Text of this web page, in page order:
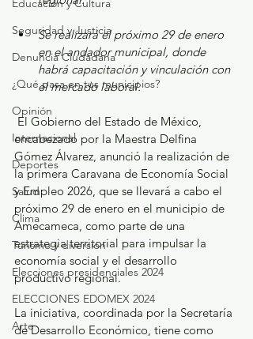
Educación y Cultura
Seguridad y Justicia
Denuncia Ciudadana
¿Qué pasa en tus municipios?
Opinión
Internacional
Deportes
Salud
Clima
Turismo y diversión
Elecciones presidenciales 2024
ELECCIONES EDOMEX 2024
Arte
Se realizará el próximo 29 de enero
en el andador municipal, donde
habrá capacitación y vinculación con
el mercado laboral.
encabezado por la Maestra Delfina
Gómez Álvarez, anunció la realización de
la primera Caravana de Economía Social
y Empleo 2026, que se llevará a cabo el
próximo 29 de enero en el municipio de
Amecameca, como parte de una
estrategia territorial para impulsar la
economía social y el desarrollo
productivo regional.
La iniciativa, coordinada por la Secretaría
de Desarrollo Económico, tiene como